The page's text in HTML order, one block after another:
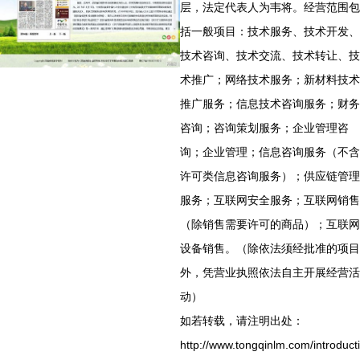
层，法定代表人为韦将。经营范围包
括一般项目：技术服务、技术开发、
技术咨询、技术交流、技术转让、技
术推广；网络技术服务；新材料技术
推广服务；信息技术咨询服务；财务
咨询；咨询策划服务；企业管理咨
询；企业管理；信息咨询服务（不含
许可类信息咨询服务）；供应链管理
服务；互联网安全服务；互联网销售
（除销售需要许可的商品）；互联网
设备销售。（除依法须经批准的项目
外，凭营业执照依法自主开展经营活
动）
如若转载，请注明出处：
http://www.tongqinlm.com/